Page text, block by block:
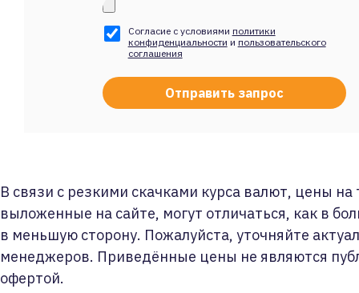
Согласие с условиями политики
конфиденциальности и пользовательского
соглашения
В связи с резкими скачками курса валют, цены на
выложенные на сайте, могут отличаться, как в
в меньшую сторону. Пожалуйста, уточняйте
менеджеров. Приведённые цены не являются
офертой.